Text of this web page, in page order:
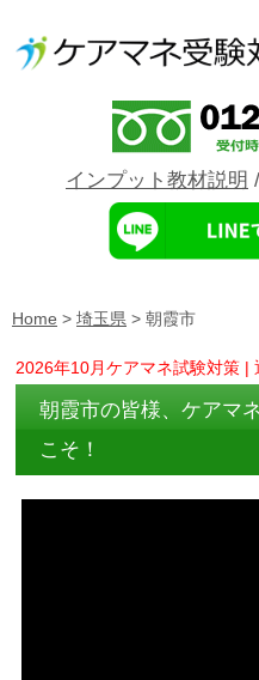
インプット教材説明 /
Home > 埼玉県 > 朝霞市
2026年10月ケアマネ試験対策 |
朝霞市の皆様、ケアマ
こそ！